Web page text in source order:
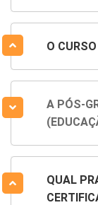
O
A PÓS-
QUAL